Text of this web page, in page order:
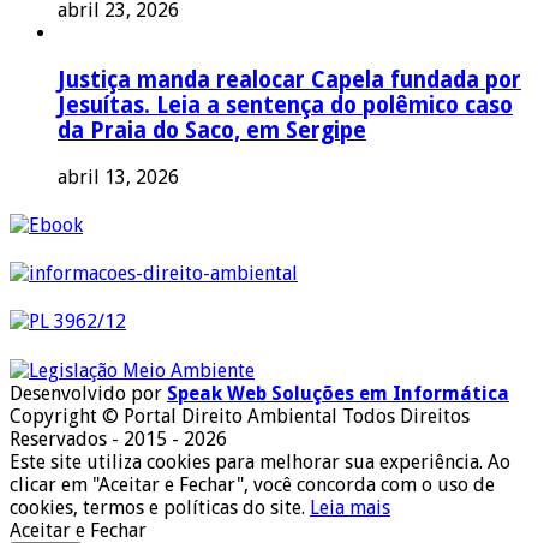
abril 23, 2026
Justiça manda realocar Capela fundada por
Jesuítas. Leia a sentença do polêmico caso
da Praia do Saco, em Sergipe
abril 13, 2026
Desenvolvido por Speak Web Soluções em Informática
Copyright © Portal Direito Ambiental Todos Direitos
Reservados - 2015 - 2026
Este site utiliza cookies para melhorar sua experiência. Ao
clicar em "Aceitar e Fechar", você concorda com o uso de
cookies, termos e políticas do site. Leia mais
Aceitar e Fechar